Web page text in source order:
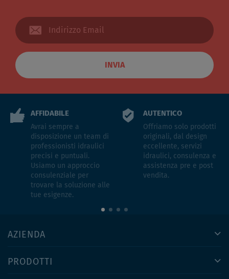
INVIA
AFFIDABILE
Avrai sempre a
disposizione un team di
professionisti idraulici
precisi e puntuali.
Usiamo un approccio
consulenziale per
trovare la soluzione alle
tue esigenze.
AUTENTICO
Offriamo solo prodotti
originali, dal design
eccellente, servizi
idraulici, consulenza e
assistenza pre e post
vendita.
AZIENDA
PRODOTTI